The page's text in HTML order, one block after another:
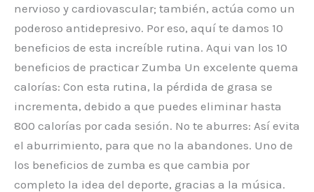
nervioso y cardiovascular; también, actúa como un
poderoso antidepresivo. Por eso, aquí te damos 10
beneficios de esta increíble rutina. Aqui van los 10
beneficios de practicar Zumba Un excelente quema
calorías: Con esta rutina, la pérdida de grasa se
incrementa, debido a que puedes eliminar hasta
800 calorías por cada sesión. No te aburres: Así evita
el aburrimiento, para que no la abandones. Uno de
los beneficios de zumba es que cambia por
completo la idea del deporte, gracias a la música.